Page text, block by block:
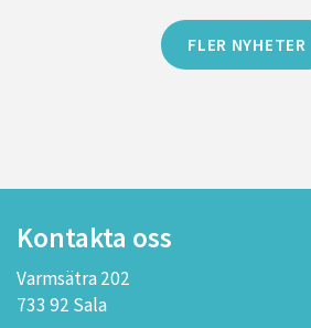
FLER NYHETER
Kontakta oss
Varmsätra 202
733 92 Sala